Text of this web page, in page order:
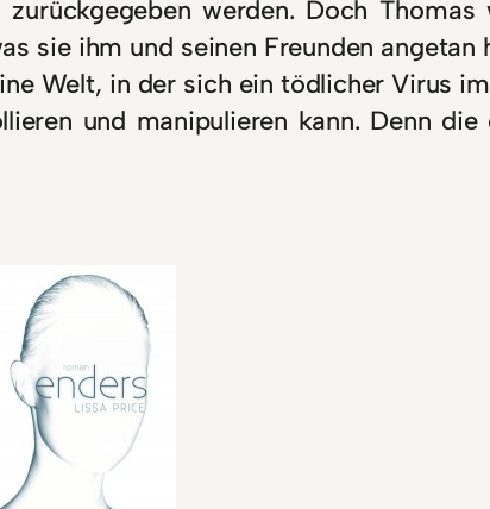
werden. Doch
sie ihm und seinen Freunden
Welt, in der sich ein tödlicher Virus
und manipulieren kann. Denn